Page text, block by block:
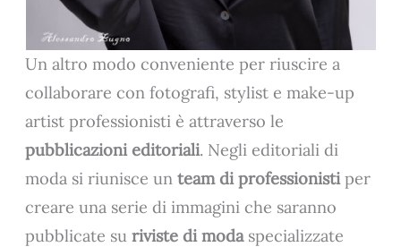
Un altro modo conveniente per riuscire a
collaborare con fotografi, stylist e make-up
artist professionisti è attraverso le
pubblicazioni editoriali. Negli editoriali di
moda si riunisce un team di professionistiper
creare una serie di immagini che saranno
pubblicate suriviste di modaspecializzate